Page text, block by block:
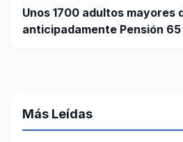
Unos 1700 adultos mayores
anticipadamente Pensión
Más Leídas